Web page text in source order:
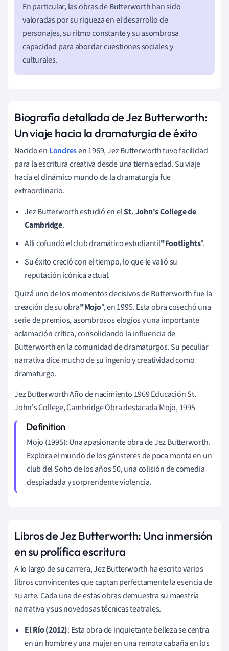
En particular, las obras de Butterworth han sido
valoradas por su riqueza en el desarrollo de
personajes, su ritmo constante y su asombrosa
capacidad para abordar cuestiones sociales y
culturales.
Biografía detallada de Jez Butterworth:
Un viaje hacia la dramaturgia de éxito
Nacido en Londresen 1969, Jez Butterworth tuvo facilidad
para la escritura creativa desde una tierna edad. Su viaje
hacia el dinámico mundo de la dramaturgia fue
extraordinario.
Jez Butterworth estudió en elSt. John's College de
Cambridge.
Allí cofundó el club dramático estudiantil"Footlights".
Su éxito creció con el tiempo, lo que le valió su
reputación icónica actual.
Quizá uno de los momentos decisivos de Butterworth fue la
creación de su obra"Mojo", en 1995. Esta obra cosechó una
serie de premios, asombrosos elogios y una importante
aclamación crítica, consolidando la influencia de
Butterworth en la comunidad de dramaturgos. Su peculiar
narrativa dice mucho de su ingenio y creatividad como
dramaturgo.
Jez Butterworth Año de nacimiento 1969 Educación St.
John's College, Cambridge Obra destacada Mojo, 1995
Mojo (1995): Una apasionante obra de Jez Butterworth.
Explora el mundo de los gánsteres de poca monta en un
club del Soho de los años 50, una colisión de comedia
despiadada y sorprendente violencia.
Libros de Jez Butterworth: Una inmersión
en su prolífica escritura
A lo largo de su carrera, Jez Butterworth ha escrito varios
libros convincentes que captan perfectamente la esencia de
su arte. Cada una de estas obras demuestra su maestría
narrativa y sus novedosas técnicas teatrales.
El Río (2012): Esta obra de inquietante belleza se centra
en un hombre y una mujer en una remota cabaña en los